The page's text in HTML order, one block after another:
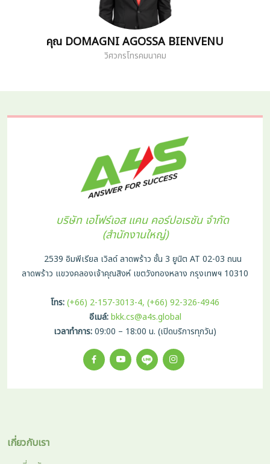
คุณ SUOS SOCHEATTA คุณ NOV SARAY
นักธุรกิจอิสระ
บริษัท เอโฟร์เอส แคน คอร์ปอเรชัน จำกัด
(สำนักงานใหญ่)
2539 อิมพีเรียล เวิลด์ ลาดพร้าว ชั้น 3 ยูนิต AT 02-03 ถนน
ลาดพร้าว แขวงคลองเจ้าคุณสิงห์ เขตวังทองหลาง กรุงเทพฯ 10310
โทร:(+66) 2-157-3013-4, (+66) 92-326-4946
อีเมล์:bkk.cs@a4s.global
เวลาทำการ:09:00 – 18:00 น. (เปิดบริการทุกวัน)
เกี่ยวกับเรา